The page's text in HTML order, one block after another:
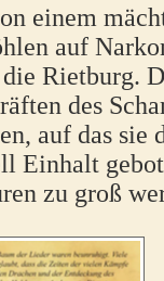
einem
auf
Rietburg.
des
auf das sie
Einhalt
zu groß